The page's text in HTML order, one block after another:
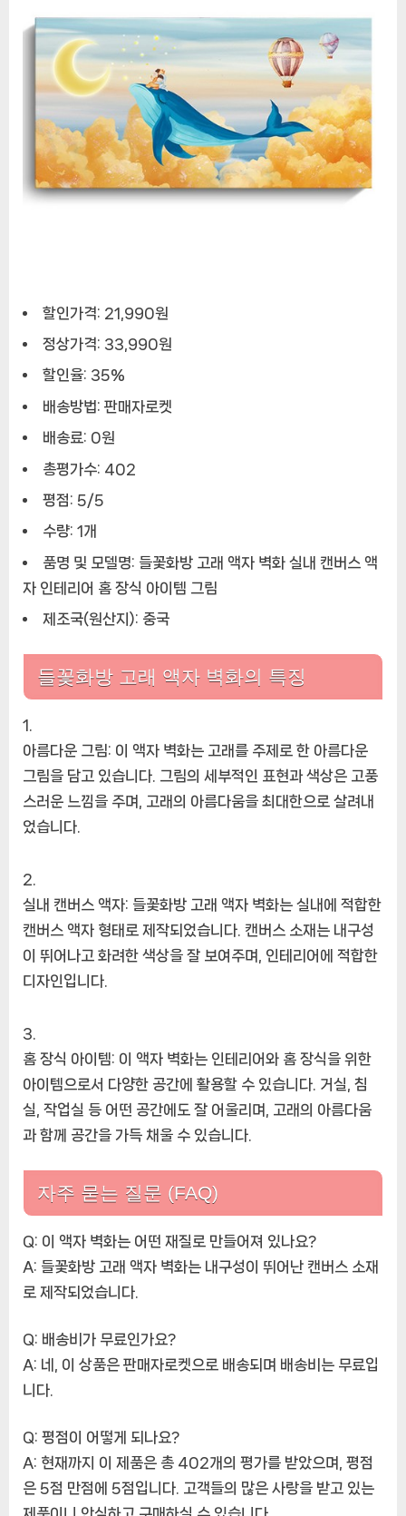
인
테
리
어
홈
장
식
아
할인가격: 21,990원
정상가격: 33,990원
할인율: 35%
배송방법: 판매자로켓
배송료: 0원
총평가수: 402
평점: 5/5
수량: 1개
품명 및 모델명: 들꽃화방 고래 액자 벽화 실내 캔버스 액
자 인테리어 홈 장식 아이템 그림
제조국(원산지): 중국
들꽃화방 고래 액자 벽화의 특징
아름다운 그림: 이 액자 벽화는 고래를 주제로 한 아름다운
그림을 담고 있습니다. 그림의 세부적인 표현과 색상은 고풍
스러운 느낌을 주며, 고래의 아름다움을 최대한으로 살려내
었습니다.
실내 캔버스 액자: 들꽃화방 고래 액자 벽화는 실내에 적합한
캔버스 액자 형태로 제작되었습니다. 캔버스 소재는 내구성
이 뛰어나고 화려한 색상을 잘 보여주며, 인테리어에 적합한
디자인입니다.
홈 장식 아이템: 이 액자 벽화는 인테리어와 홈 장식을 위한
아이템으로서 다양한 공간에 활용할 수 있습니다. 거실, 침
실, 작업실 등 어떤 공간에도 잘 어울리며, 고래의 아름다움
과 함께 공간을 가득 채울 수 있습니다.
자주 묻는 질문 (FAQ)
Q: 이 액자 벽화는 어떤 재질로 만들어져 있나요?
A: 들꽃화방 고래 액자 벽화는 내구성이 뛰어난 캔버스 소재
로 제작되었습니다.
Q: 배송비가 무료인가요?
A: 네, 이 상품은 판매자로켓으로 배송되며 배송비는 무료입
니다.
Q: 평점이 어떻게 되나요?
A: 현재까지 이 제품은 총 402개의 평가를 받았으며, 평점
은 5점 만점에 5점입니다. 고객들의 많은 사랑을 받고 있는